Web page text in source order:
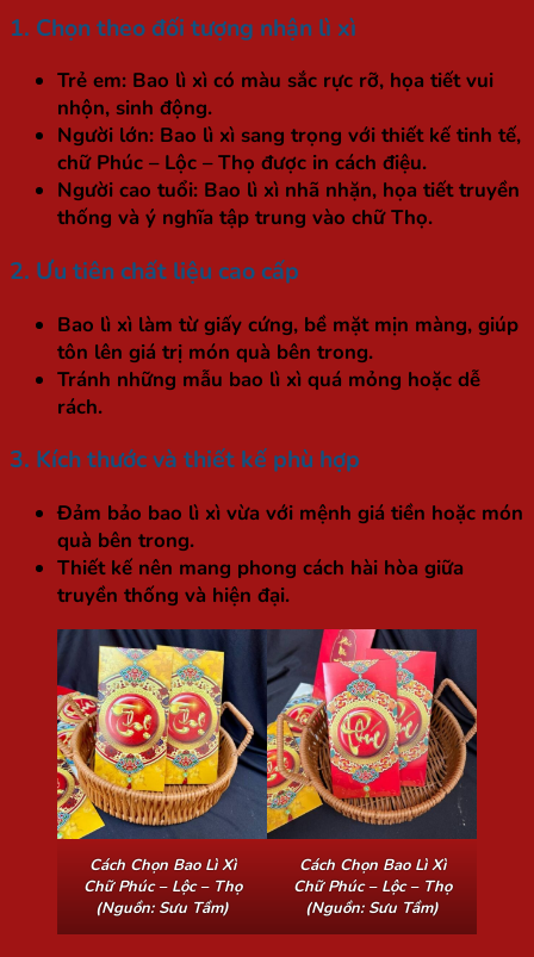
1. Chọn theo đối tượng nhận lì xì
Trẻ em: Bao lì xì có màu sắc rực rỡ, họa tiết vui
nhộn, sinh động.
Người lớn: Bao lì xì sang trọng với thiết kế tinh tế,
chữ Phúc – Lộc – Thọ được in cách điệu.
Người cao tuổi: Bao lì xì nhã nhặn, họa tiết truyền
thống và ý nghĩa tập trung vào chữ Thọ.
2. Ưu tiên chất liệu cao cấp
Bao lì xì làm từ giấy cứng, bề mặt mịn màng, giúp
tôn lên giá trị món quà bên trong.
Tránh những mẫu bao lì xì quá mỏng hoặc dễ
rách.
3. Kích thước và thiết kế phù hợp
Đảm bảo bao lì xì vừa với mệnh giá tiền hoặc món
quà bên trong.
Thiết kế nên mang phong cách hài hòa giữa
truyền thống và hiện đại.
Cách Chọn Bao Lì Xì
Chữ Phúc – Lộc – Thọ
(Nguồn: Sưu Tầm)
Cách Chọn Bao Lì Xì
Chữ Phúc – Lộc – Thọ
(Nguồn: Sưu Tầm)